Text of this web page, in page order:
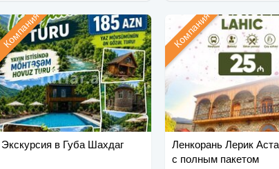
Экскурсия в Губа Шахдаг
Компания
Ленкорань Лерик
с полным пакетом
Компания